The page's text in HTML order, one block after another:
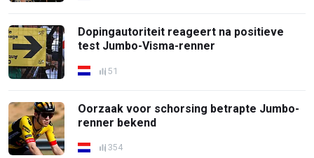
Dopingautoriteit reageert na positieve
test Jumbo-Visma-renner
51
Oorzaak voor schorsing betrapte Jumbo-
renner bekend
354